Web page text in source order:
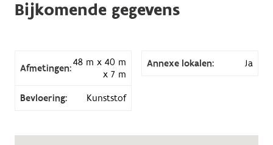
Bijkomende gegevens
Afmetingen:48 m x 40 m
x 7 m
Annexe lokalen: Ja
Bevloering: Kunststof